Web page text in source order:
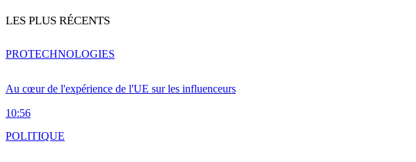
LES PLUS RÉCENTS
Au cœur de l'expérience de l'UE sur les influenceurs
10:56
PROTECHNOLOGIES
POLITIQUE